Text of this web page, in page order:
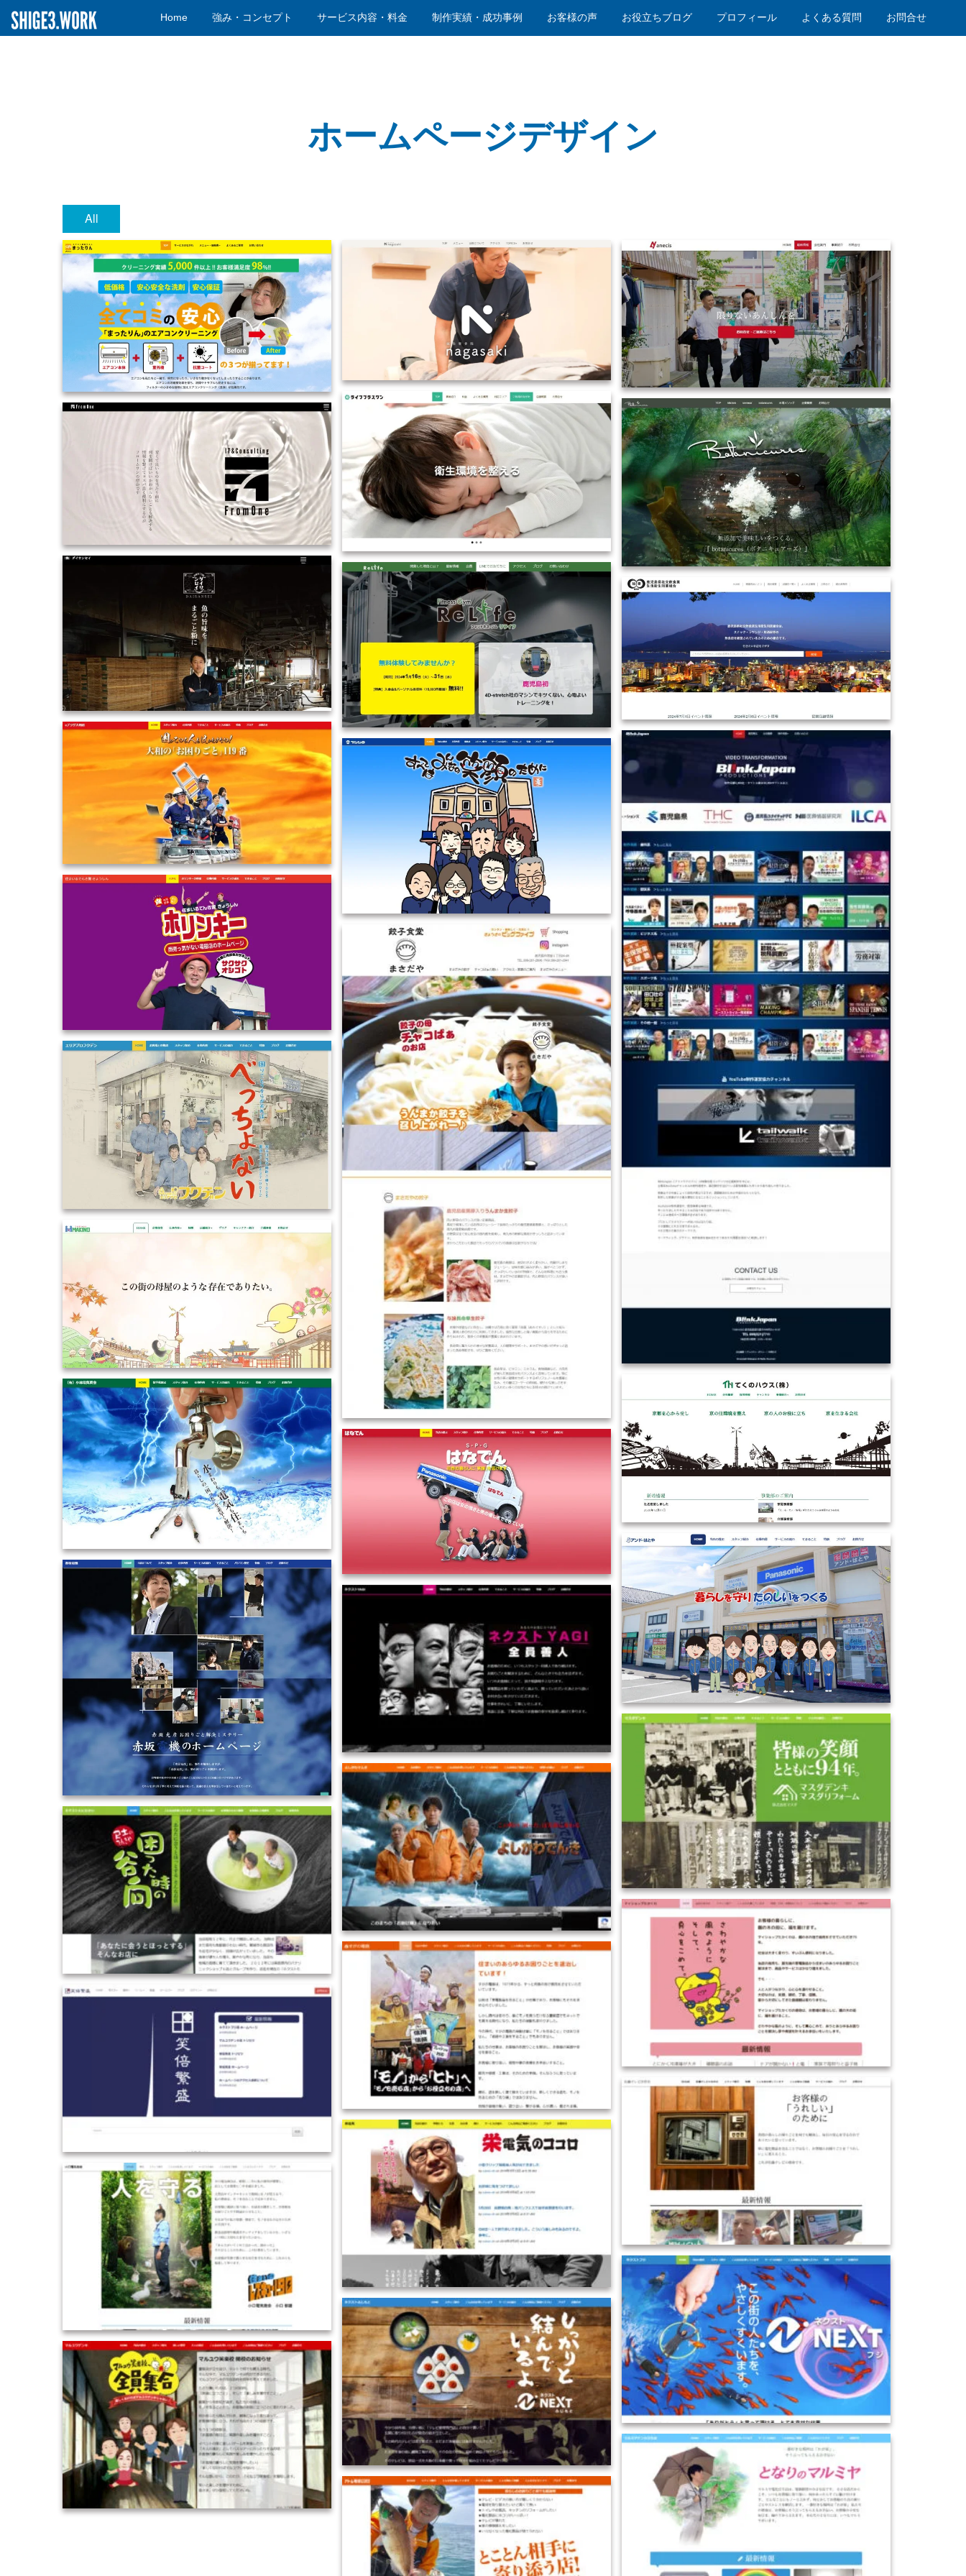
Home 強み・コンセプト サービス内容・料金 制作実績・成功事例 お客様の声 お役立ちブログ プロフィール よくある質問 お問合せ
ホームページデザイン
All
2018-HP制作／神奈川県
2019-HP制作／東京都
2018-HP制作／長野県
2019-HP制作／奈良県
2019-HP制作／奈良県